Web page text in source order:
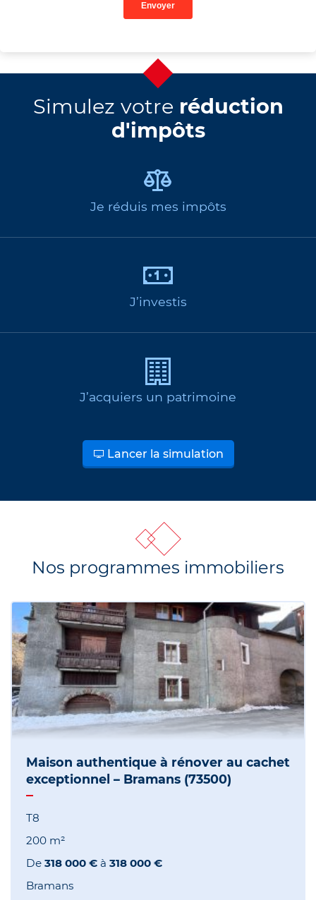
Simulez votre réduction
d'impôts
Je réduis mes impôts
J’investis
J’acquiers un patrimoine
Lancer la simulation
Nos programmes immobiliers
Maison authentique à rénover au cachet
exceptionnel – Bramans (73500)
T8
200 m²
De 318 000 € à 318 000 €
Bramans